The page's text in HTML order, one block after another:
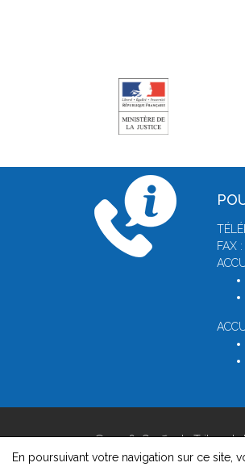
FAX
© 2026, Greffe du Tribunal
Version : 1.8.1
En poursuivant votre navigation sur ce site,